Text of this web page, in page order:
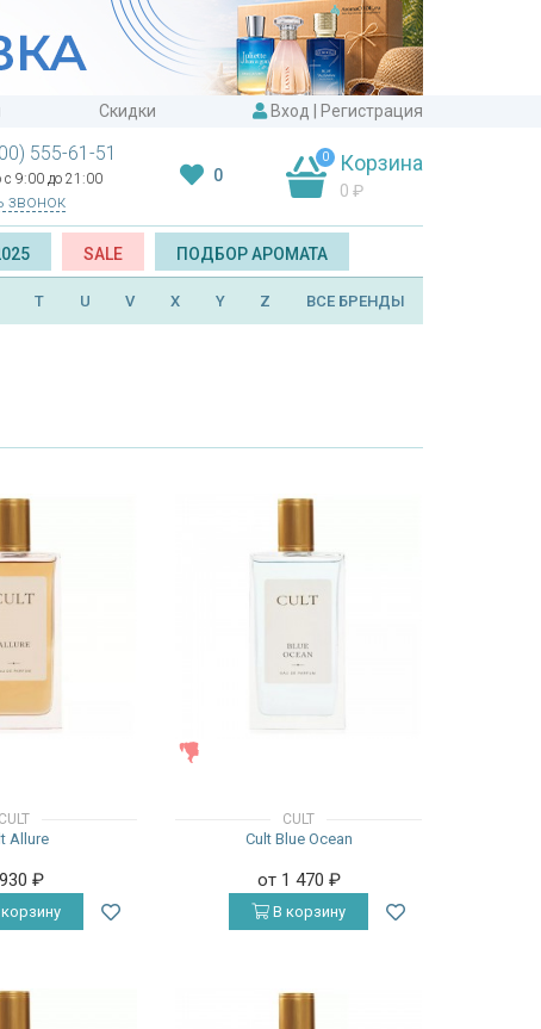
Скидки Вход Регистрация
555-61-51
с 9:00 до 21:00
звонок
0
0 Корзина
0 ₽
SALE ПОДБОР АРОМАТА
T U V X Y Z ВСЕ БРЕНДЫ
CULT
Allure
₽
CULT
Cult Blue Ocean
от 1 470 ₽
В корзину